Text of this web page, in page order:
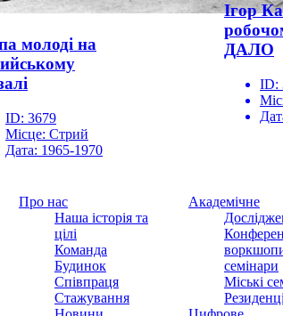
молоді на
ID: 3679
Місце: Стрий
Дата: 1965-1970
Ігор
ДАЛО
ID:
Про нас
Наша історія та
цілі
Команда
Будинок
Співпраця
Стажування
Академічне
семінари
Міські